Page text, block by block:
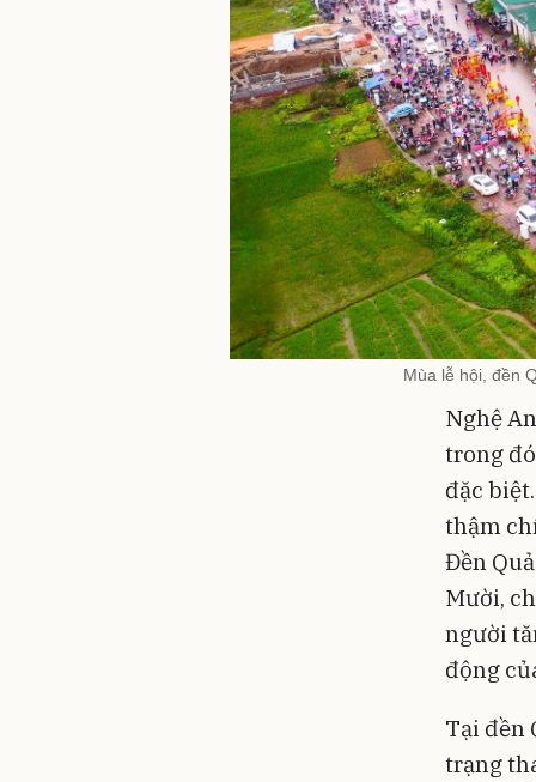
Mùa lễ hội, đền
Nghệ
trong
đặc
thậm
Đền
Mười,
người
động
Tại đền
trạng